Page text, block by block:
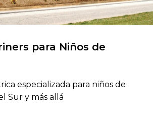
atenciónpara Niños de
especializada para niños de
Sur y más allá